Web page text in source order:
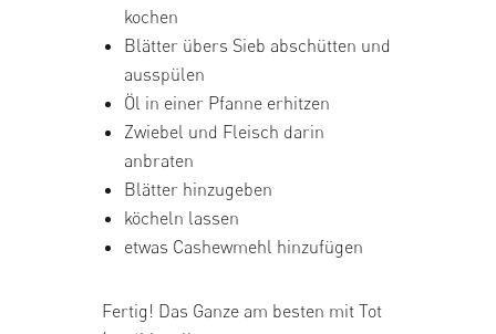
kochen
Blätter übers Sieb abschütten und
ausspülen
Öl in einer Pfanne erhitzen
Zwiebel und Fleisch darin
anbraten
Blätter hinzugeben
köcheln lassen
etwas Cashewmehl hinzufügen
Fertig! Das Ganze am besten mit Tot